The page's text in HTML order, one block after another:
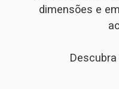
dimensões e